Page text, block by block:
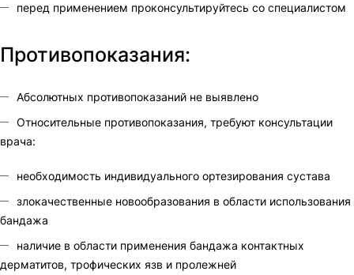
перед применением проконсультируйтесь со специалистом
Противопоказания:
Абсолютных противопоказаний не выявлено
Относительные противопоказания, требуют консультации
врача:
необходимость индивидуального ортезирования сустава
злокачественные новообразования в области использования
бандажа
наличие в области применения бандажа контактных
дерматитов, трофических язв и пролежней